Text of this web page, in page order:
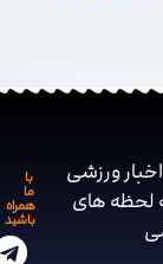
ورزشی
های
همراه
باشید